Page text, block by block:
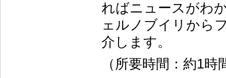
ればニュースがわ
ェルノブイリから
介します。
（所要時間：約1時